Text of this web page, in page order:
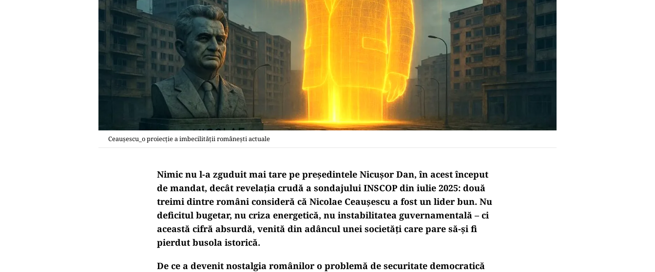
Ceaușescu_o proiecție a imbecilității românești actuale
Nimic nu l-a zguduit mai tare pe președintele Nicușor Dan, în acest început
de mandat, decât revelația crudă a sondajului INSCOP din iulie 2025: două
treimi dintre români consideră că Nicolae Ceaușescu a fost un lider bun. Nu
deficitul bugetar, nu criza energetică, nu instabilitatea guvernamentală – ci
această cifră absurdă, venită din adâncul unei societăți care pare să-și fi
pierdut busola istorică.
De ce a devenit nostalgia românilor o problemă de securitate democratică